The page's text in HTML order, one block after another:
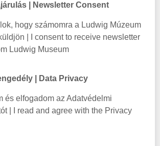
| Newsletter Consent
hogy számomra a Ludwig Múzeum
| I consent to receive newsletter
Ludwig Museum
| Data Privacy
és elfogadom az Adatvédelmi
| I read and agree with the Privacy